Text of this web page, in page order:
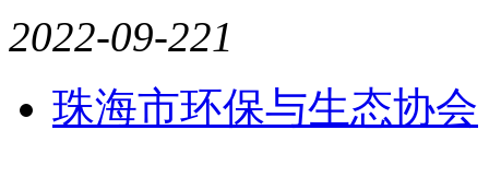
2022-09-221
珠海市环保与生态协会